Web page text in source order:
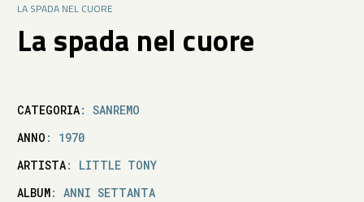
LA SPADA NEL CUORE
La spada nel cuore
CATEGORIA: SANREMO
ANNO : 1970
ARTISTA: LITTLE TONY
ALBUM: ANNI SETTANTA